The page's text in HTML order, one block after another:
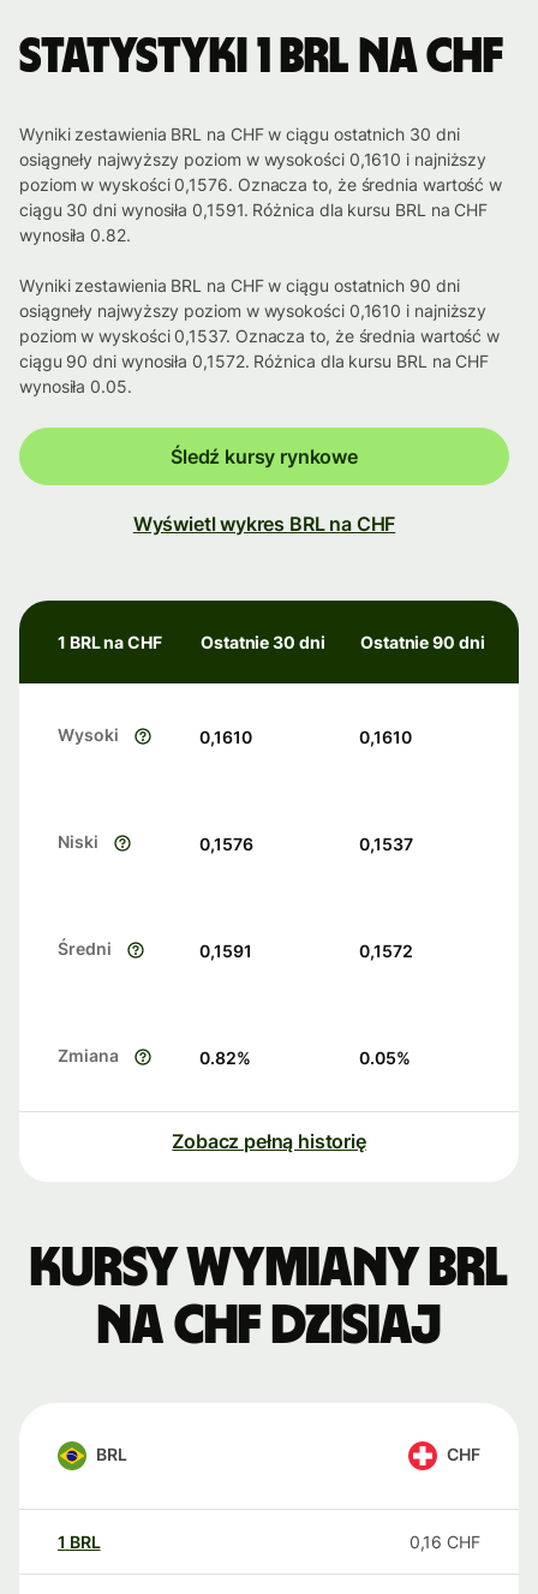
Statystyki 1 BRL na CHF
Wyniki zestawienia BRL na CHF w ciągu ostatnich 30 dni
osiągneły najwyższy poziom w wysokości 0,1610 i najniższy
poziom w wyskości 0,1576. Oznacza to, że średnia wartość w
ciągu 30 dni wynosiła 0,1591. Różnica dla kursu BRL na CHF
wynosiła 0.82.
Wyniki zestawienia BRL na CHF w ciągu ostatnich 90 dni
osiągneły najwyższy poziom w wysokości 0,1610 i najniższy
poziom w wyskości 0,1537. Oznacza to, że średnia wartość w
ciągu 90 dni wynosiła 0,1572. Różnica dla kursu BRL na CHF
wynosiła 0.05.
Śledź kursy rynkowe
Wyświetl wykres BRL na CHF
1 BRL na CHF Ostatnie 30 dni Ostatnie 90 dni
Wysoki 0,1610 0,1610
Niski 0,1576 0,1537
Średni 0,1591 0,1572
Zmiana 0.82% 0.05%
Zobacz pełną historię
Kursy wymiany BRL
na CHF dzisiaj
BRL CHF
1 BRL 0,16 CHF